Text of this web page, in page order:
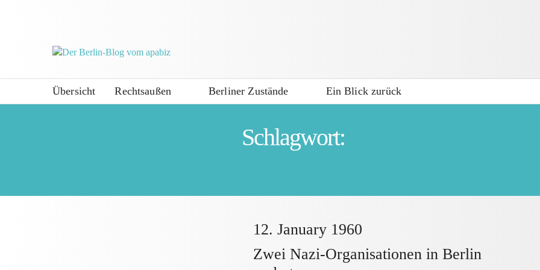
Übersicht Rechtsaußen Berliner Zustände Ein Blick zurück
Schlagwort:
12. January 1960
Zwei Nazi-Organisationen in Berlin